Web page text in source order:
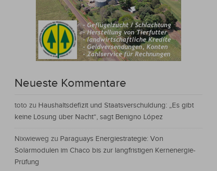
Neueste Kommentare
toto zu Haushaltsdefizit und Staatsverschuldung: „Es gibt
keine Lösung über Nacht“, sagt Benigno López
Nixwieweg zu Paraguays Energiestrategie: Von
Solarmodulen im Chaco bis zur langfristigen Kernenergie-
Prüfung